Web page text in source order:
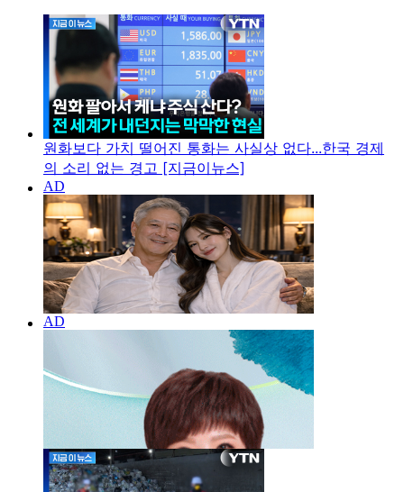
원화보다 가치 떨어진 통화는 사실상 없다...한국 경제
의 소리 없는 경고 [지금이뉴스]